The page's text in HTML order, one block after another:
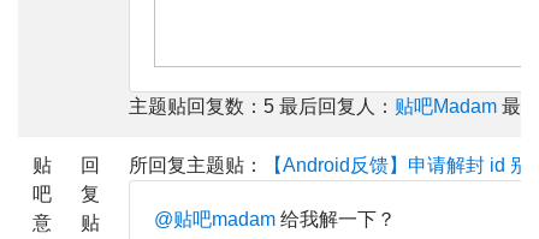
主题贴回复数：5 最后回复人： 贴吧Madam 最
贴
吧
意
回
复
贴
所回复主题贴： 【Android反馈】申请解封 id 别
@贴吧madam 给我解一下？